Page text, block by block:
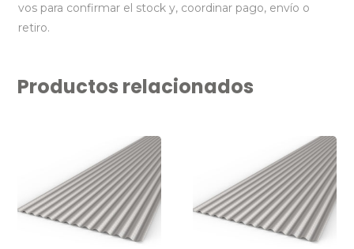
vos para confirmar el stock y, coordinar pago, envío o
retiro.
Productos relacionados